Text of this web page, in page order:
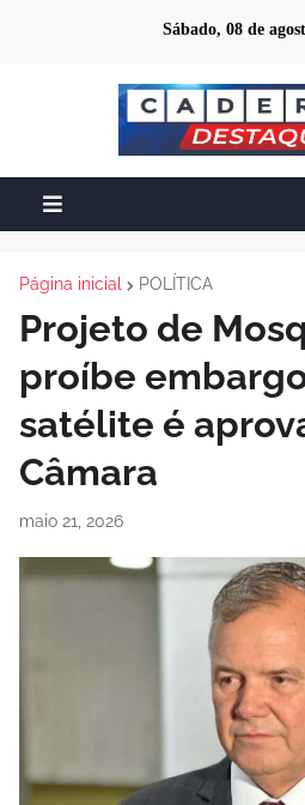
Sábado, 08 de
Página inicial POLÍTICA
Projeto de
proíbe
satélite é
Câmara
maio 21, 2026